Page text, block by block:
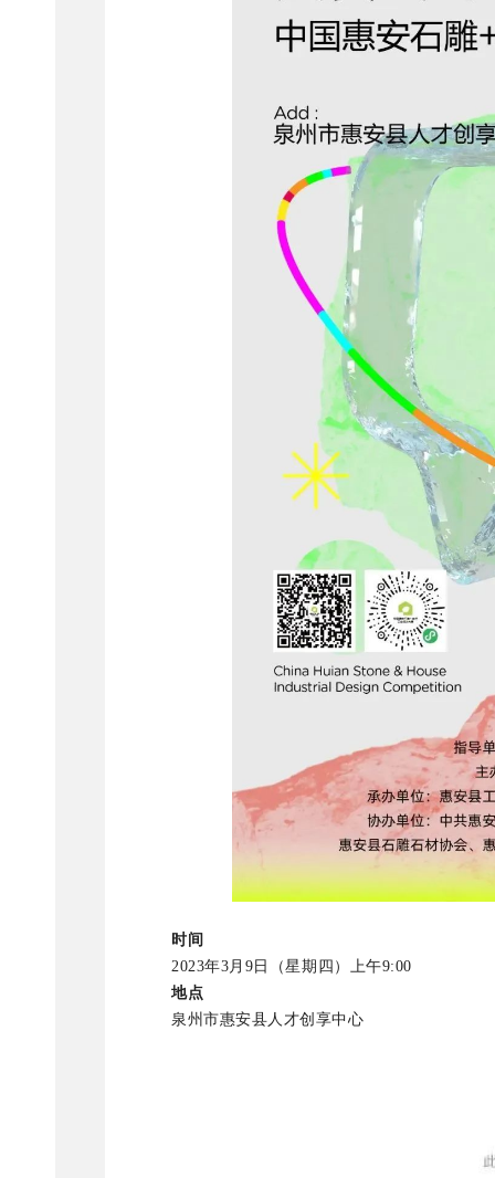
时间
2023年3月9日（星期四）上午9:00
地点
泉州市惠安县人才创享中心